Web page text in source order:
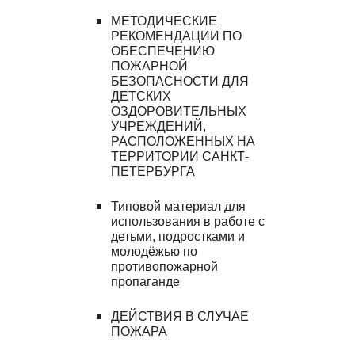
МЕТОДИЧЕСКИЕ
РЕКОМЕНДАЦИИ ПО
ОБЕСПЕЧЕНИЮ
ПОЖАРНОЙ
БЕЗОПАСНОСТИ ДЛЯ
ДЕТСКИХ
ОЗДОРОВИТЕЛЬНЫХ
УЧРЕЖДЕНИЙ,
РАСПОЛОЖЕННЫХ НА
ТЕРРИТОРИИ САНКТ-
ПЕТЕРБУРГА
Типовой материал для
использования в работе с
детьми, подростками и
молодёжью по
противопожарной
пропаганде
ДЕЙСТВИЯ В СЛУЧАЕ
ПОЖАРА